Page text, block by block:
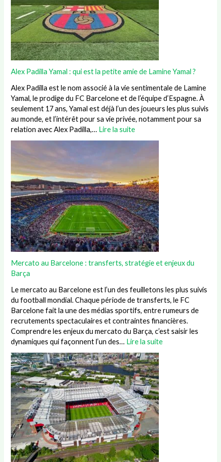
Alex Padilla Yamal : qui est la petite amie de Lamine Yamal ?
Alex Padilla est le nom associé à la vie sentimentale de Lamine
Yamal, le prodige du FC Barcelone et de l’équipe d’Espagne. À
seulement 17 ans, Yamal est déjà l’un des joueurs les plus suivis
au monde, et l’intérêt pour sa vie privée, notamment pour sa
relation avec Alex Padilla,… Lire la suite
Mercato au Barcelone : transferts, stratégie et enjeux du
Barça
Le mercato au Barcelone est l’un des feuilletons les plus suivis
du football mondial. Chaque période de transferts, le FC
Barcelone fait la une des médias sportifs, entre rumeurs de
recrutements spectaculaires et contraintes financières.
Comprendre les enjeux du mercato du Barça, c’est saisir les
dynamiques qui façonnent l’un des… Lire la suite